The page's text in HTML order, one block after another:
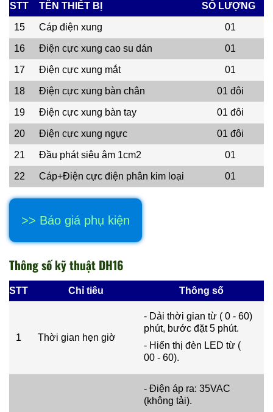
STT TÊN THIẾT BỊ SỐ LƯỢNG
15 Cáp điện xung 01
16 Điện cực xung cao su dán 01
17 Điện cực xung mắt 01
18 Điện cực xung bàn chân 01 đôi
19 Điện cực xung bàn tay 01 đôi
20 Điện cực xung ngực 01 đôi
21 Đầu phát siêu âm 1cm2 01
22 Cáp+Điện cực điện phân kim loại 01
>> Báo giá phụ kiện
Thông số kỹ thuật DH16
STT Chỉ tiêu Thông số
1 Thời gian hẹn giờ
- Dải thời gian từ ( 0 - 60)
phút, bước đặt 5 phút.
- Hiển thị đèn LED từ (
00 - 60).
- Điện áp ra: 35VAC
(không tải).